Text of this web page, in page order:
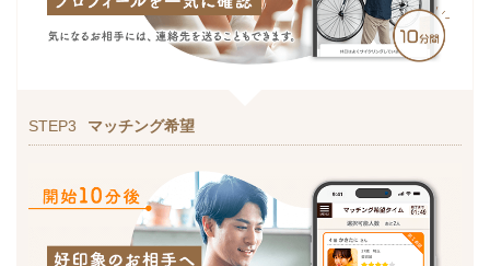
STEP3 マッチング希望